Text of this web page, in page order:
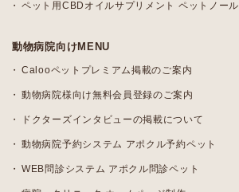
ペット用CBDオイルサプリメント ペットノール
動物病院向けMENU
Calooペットプレミアム掲載のご案内
動物病院様向け無料会員登録のご案内
ドクターズインタビューの掲載について
動物病院予約システム アポクル予約ペット
WEB問診システム アポクル問診ペット